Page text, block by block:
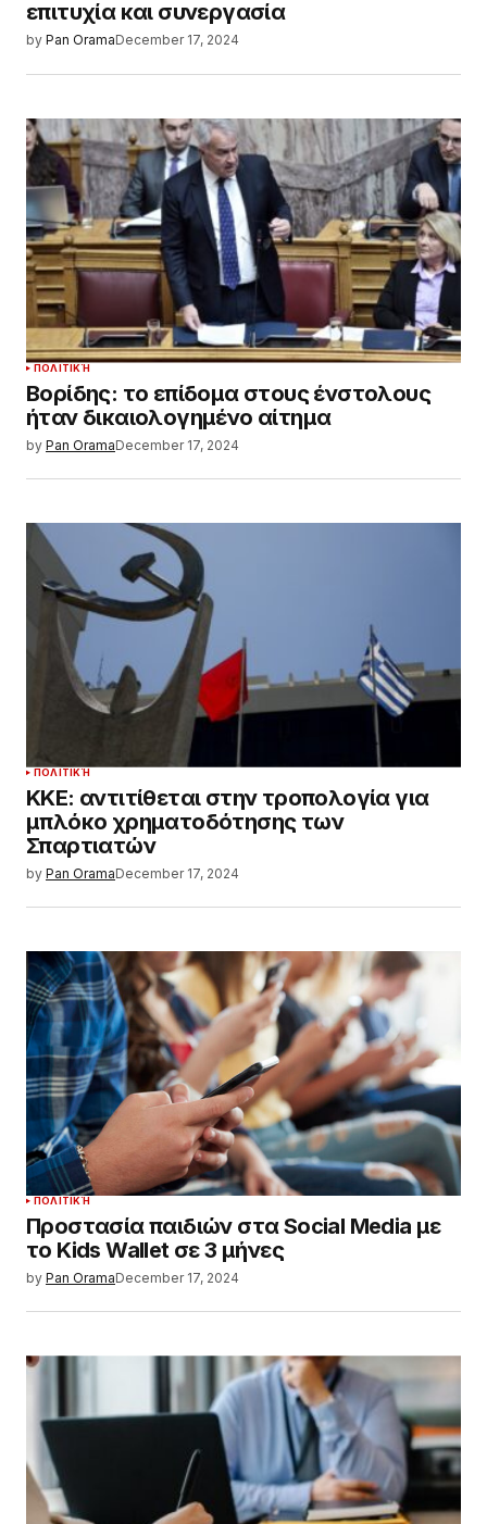
επιτυχία και συνεργασία
by Pan OramaDecember 17, 2024
ΠΟΛΙΤΙΚΉ
Βορίδης: το επίδομα στους ένστολους
ήταν δικαιολογημένο αίτημα
by Pan OramaDecember 17, 2024
ΠΟΛΙΤΙΚΉ
ΚΚΕ: αντιτίθεται στην τροπολογία για
μπλόκο χρηματοδότησης των
Σπαρτιατών
by Pan OramaDecember 17, 2024
ΠΟΛΙΤΙΚΉ
Προστασία παιδιών στα Social Media με
το Kids Wallet σε 3 μήνες
by Pan OramaDecember 17, 2024